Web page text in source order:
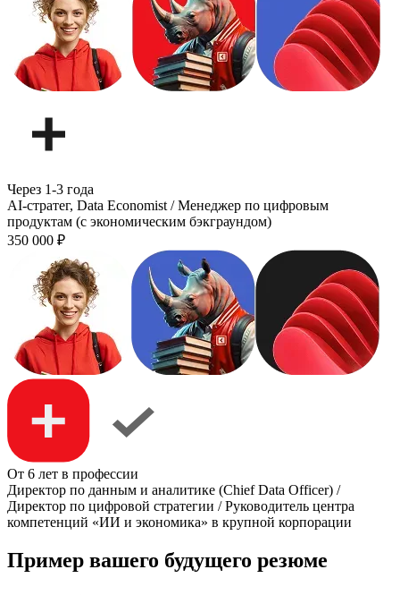
Через 1-3 года
AI-стратег, Data Economist / Менеджер по цифровым
продуктам (с экономическим бэкграундом)
350 000 ₽
От 6 лет в профессии
Директор по данным и аналитике (Chief Data Officer) /
Директор по цифровой стратегии / Руководитель центра
компетенций «ИИ и экономика» в крупной корпорации
Пример вашего будущего резюме